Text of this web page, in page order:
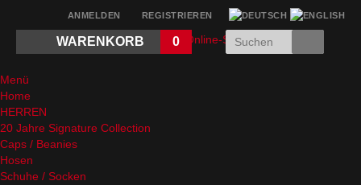
REGISTRIEREN
ANMELDEN
WARENKORB 0
Menü
Home
HERREN
20 Jahre Signature Collection
Caps / Beanies
Hosen
Schuhe / Socken